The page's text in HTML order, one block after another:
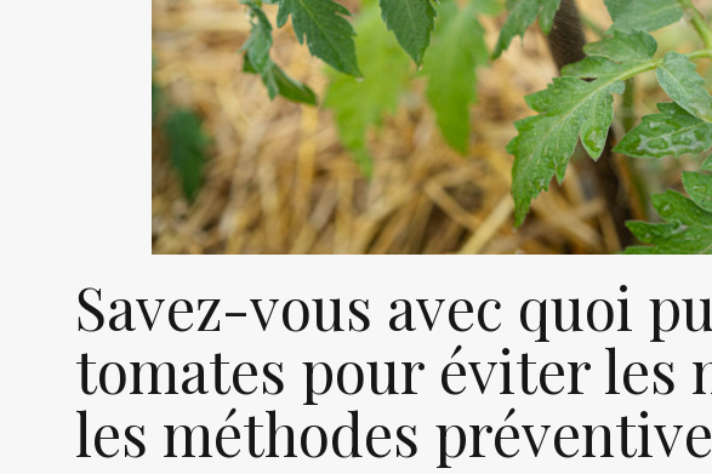
Savez-vous avec quoi
tomates pour éviter les
les méthodes